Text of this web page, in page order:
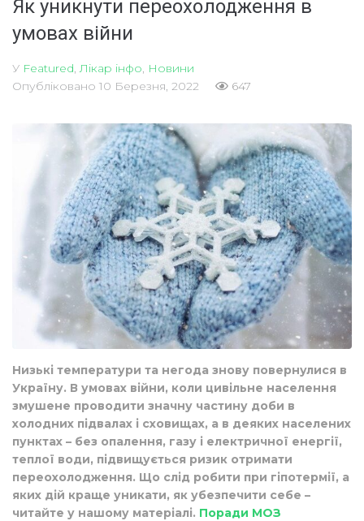
Як уникнути переохолодження в
умовах війни
У Featured Лікар інфо Новини
Опубліковано 10 Березня, 2022 647
Низькі температури та негода знову повернулися в
Україну. В умовах війни, коли цивільне населення
змушене проводити значну частину доби в
холодних підвалах і сховищах, а в деяких населених
пунктах – без опалення, газу і електричної енергії,
теплої води, підвищується ризик отримати
переохолодження. Що слід робити при гіпотермії, а
яких дій краще уникати, як убезпечити себе –
читайте у нашому матеріалі. Поради МОЗ